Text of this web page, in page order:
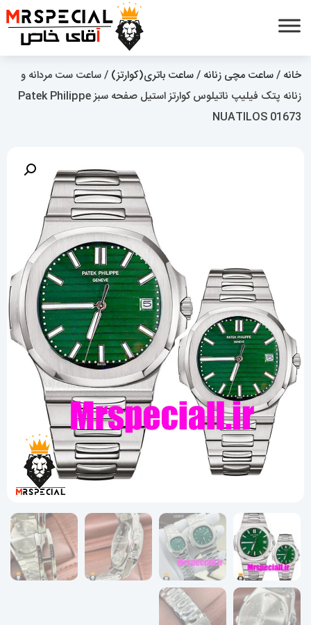
خانه /ساعت مچی زنانه /ساعت باتری(کوارتز) / ساعت ست مردانه و
زنانه پتک فیلیپ ناتیلوس کوارتز استیل صفحه سبز Patek Philippe
NUATILOS 01673